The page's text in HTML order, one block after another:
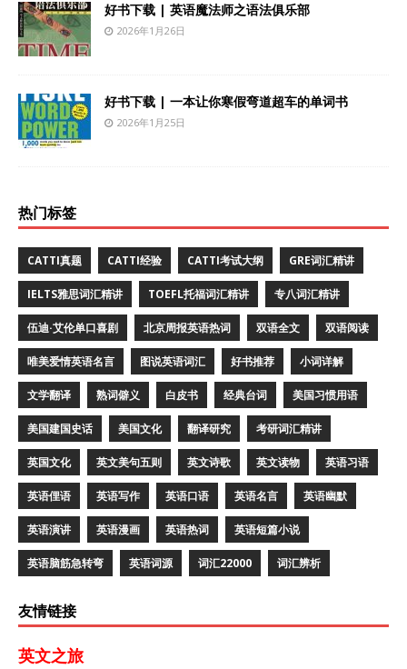
好书下载 | 英语魔法师之语法俱乐部
2026年1月26日
好书下载 | 一本让你寒假弯道超车的单词书
2026年1月25日
热门标签
CATTI真题 CATTI经验 CATTI考试大纲 GRE词汇精讲
IELTS雅思词汇精讲 TOEFL托福词汇精讲 专八词汇精讲
伍迪·艾伦单口喜剧 北京周报英语热词 双语全文 双语阅读
唯美爱情英语名言 图说英语词汇 好书推荐 小词详解
文学翻译 熟词僻义 白皮书 经典台词 美国习惯用语
美国建国史话 美国文化 翻译研究 考研词汇精讲
英国文化 英文美句五则 英文诗歌 英文读物 英语习语
英语俚语 英语写作 英语口语 英语名言 英语幽默
英语演讲 英语漫画 英语热词 英语短篇小说
英语脑筋急转弯 英语词源 词汇22000 词汇辨析
友情链接
英文之旅